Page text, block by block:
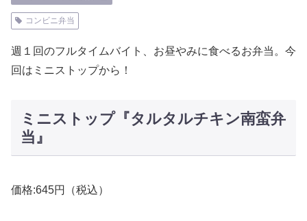
コンビニ弁当
週１回のフルタイムバイト、お昼やみに食べるお弁当。今
回はミニストップから！
ミニストップ『タルタルチキン南蛮弁
当』
価格:645円（税込）